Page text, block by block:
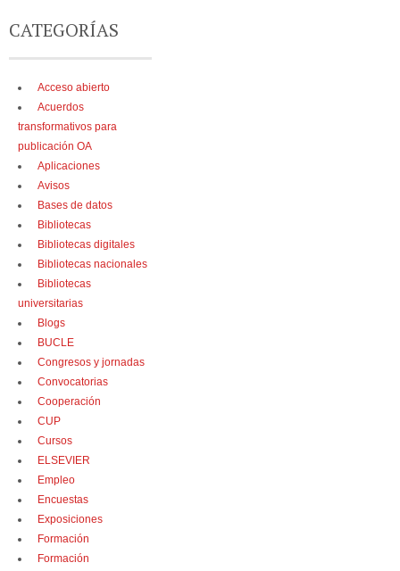
CATEGORÍAS
Acceso abierto
Acuerdos
transformativos para
publicación OA
Aplicaciones
Avisos
Bases de datos
Bibliotecas
Bibliotecas digitales
Bibliotecas nacionales
Bibliotecas
universitarias
Blogs
BUCLE
Congresos y jornadas
Convocatorias
Cooperación
CUP
Cursos
ELSEVIER
Empleo
Encuestas
Exposiciones
Formación
Formación